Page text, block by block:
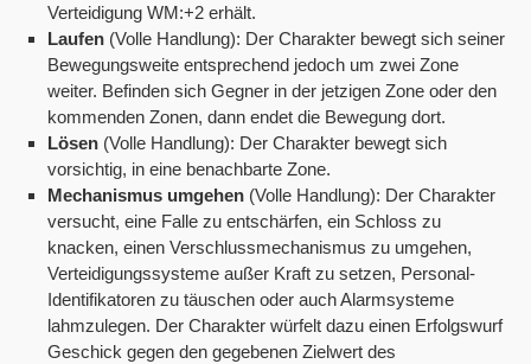
Verteidigung WM:+2 erhält.
Laufen (Volle Handlung): Der Charakter bewegt sich seiner
Bewegungsweite entsprechend jedoch um zwei Zone
weiter. Befinden sich Gegner in der jetzigen Zone oder den
kommenden Zonen, dann endet die Bewegung dort.
Lösen (Volle Handlung): Der Charakter bewegt sich
vorsichtig, in eine benachbarte Zone.
Mechanismus umgehen (Volle Handlung): Der Charakter
versucht, eine Falle zu entschärfen, ein Schloss zu
knacken, einen Verschlussmechanismus zu umgehen,
Verteidigungssysteme außer Kraft zu setzen, Personal-
Identifikatoren zu täuschen oder auch Alarmsysteme
lahmzulegen. Der Charakter würfelt dazu einen Erfolgswurf
Geschick gegen den gegebenen Zielwert des